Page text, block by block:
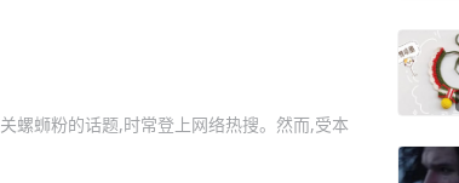
螺蛳粉的话题,时常登上网络热搜。然而,受本